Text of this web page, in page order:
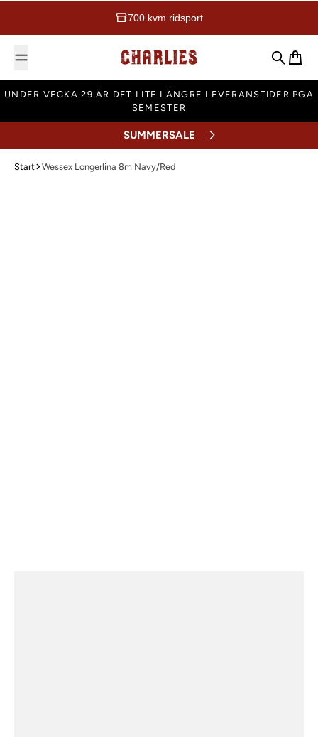
700 kvm ridsport
Charlies Ridsport
Sök
UNDER VECKA 29 ÄR DET LITE LÄNGRE LEVERANSTIDER PGA
SEMESTER
SUMMERSALE
Start Wessex Longerlina 8m Navy/Red